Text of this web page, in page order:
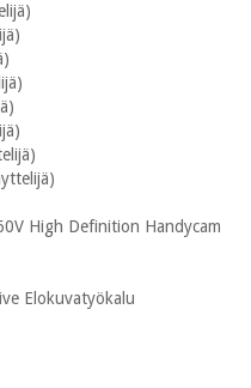
High Definition Handycam
Elokuvatyökalu